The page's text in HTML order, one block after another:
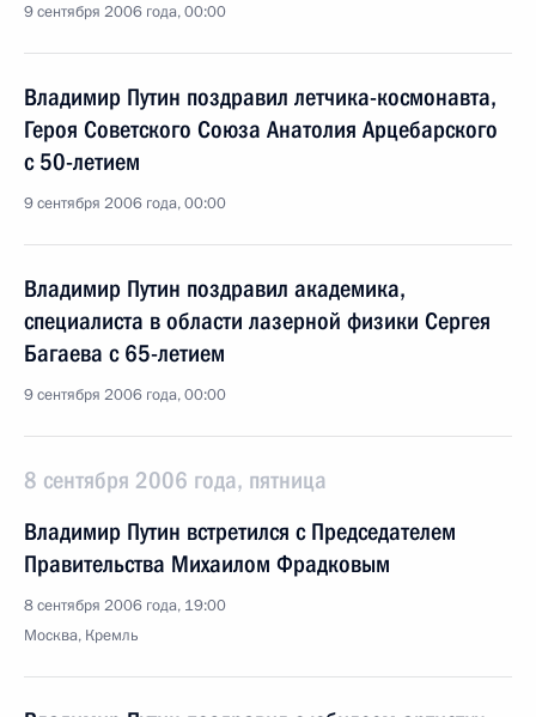
9 сентября 2006 года, 00:00
Владимир Путин поздравил летчика-космонавта,
Героя Советского Союза Анатолия Арцебарского
с 50-летием
9 сентября 2006 года, 00:00
Владимир Путин поздравил академика,
специалиста в области лазерной физики Сергея
Багаева с 65-летием
9 сентября 2006 года, 00:00
8 сентября 2006 года, пятница
Владимир Путин встретился с Председателем
Правительства Михаилом Фрадковым
8 сентября 2006 года, 19:00
Москва, Кремль